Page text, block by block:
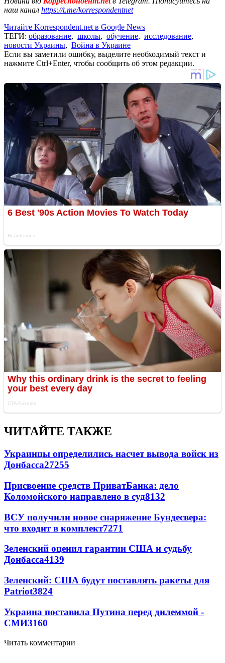
наш канал https://t.me/korrespondentnet
Читайте Korrespondent.net в Google News
ТЕГИ: образование, школы, обучение, исследование,
новости Украины, Война в Украине
Если вы заметили ошибку, выделите необходимый текст и
нажмите Ctrl+Enter, чтобы сообщить об этом редакции.
ЧИТАЙТЕ ТАКЖЕ
Украинцы определились насчет вывода войск из
Донбасса27255
Присвоение средств ПриватБанка: дело
Коломойского направлено в суд8132
ВСУ получили новое снаряжение Бундесвера:
что входит в комплект7271
Зеленский оценил гарантии США и судьбу
Донбасса4139
Зеленский: США будут поставлять ракеты для
Patriot3824
Украина поставила Путина перед дилеммой -
СМИ3160
Читать комментарии